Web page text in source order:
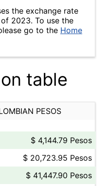
the exchange rate
2023. To use the
go to the Home
table
PESOS
$ 4,144.79 Pesos
$ 20,723.95 Pesos
$ 41,447.90 Pesos